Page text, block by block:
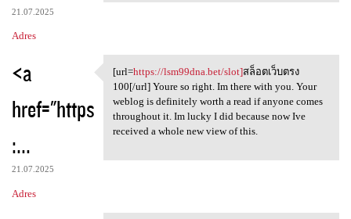
21.07.2025
Adres
<a
href="https
:...
21.07.2025
Adres
[url=https://lsm99dna.bet
[url=https://lsm99dna.bet/slot]สล็อตเว็บตรง
100[/url] Youre so right. Im there with you. Your
weblog is definitely worth a read if anyone comes
throughout it. Im lucky I did because now Ive
received a whole new view of this.